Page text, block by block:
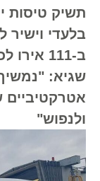
תשיק טיסות
בלעדי וישיר
ב-111 אירו
שגיא: "נמשיך
אטרקטיביים
ולנפוש"